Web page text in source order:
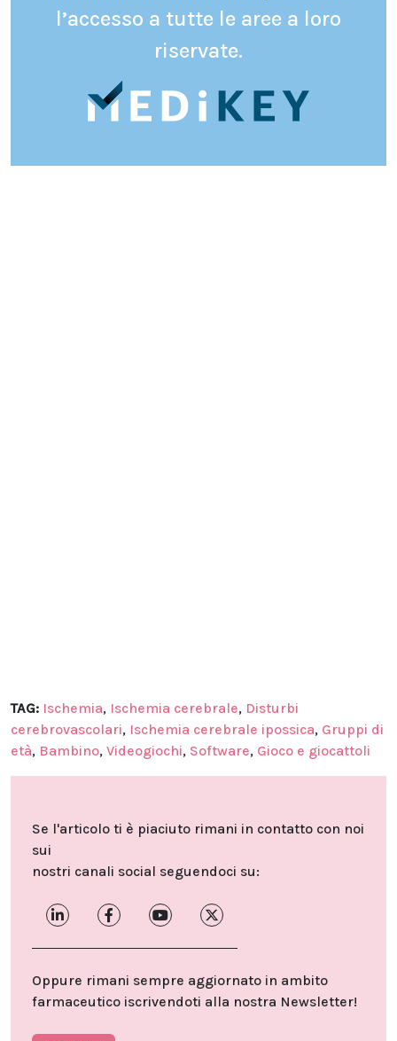
l’accesso a tutte le aree a loro
riservate.
TAG: Ischemia, Ischemia cerebrale, Disturbi
cerebrovascolari, Ischemia cerebrale ipossica, Gruppi di
età, Bambino, Videogiochi, Software, Gioco e giocattoli
Se l'articolo ti è piaciuto rimani in contatto con noi
sui
nostri canali social seguendoci su:
Oppure rimani sempre aggiornato in ambito
farmaceutico iscrivendoti alla nostra Newsletter!